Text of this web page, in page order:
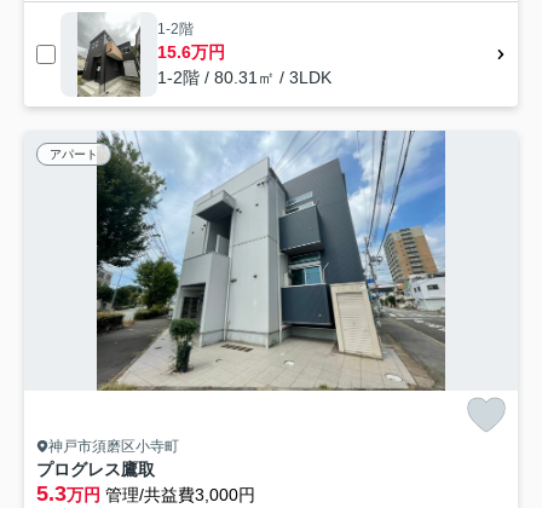
1-2階
15.6万円
1-2階 / 80.31㎡ / 3LDK
アパート
神戸市須磨区小寺町
プログレス鷹取
5.3万円 管理/共益費3,000円